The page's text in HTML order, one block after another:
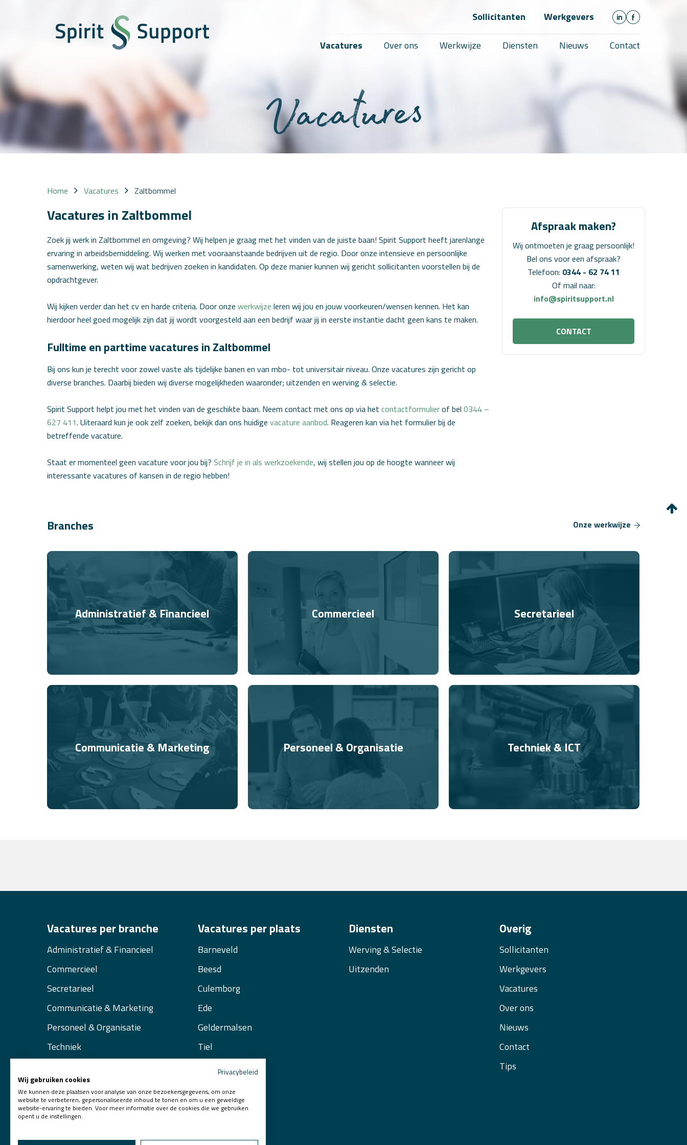
Sollicitanten Werkgevers
Vacatures Over ons Werkwijze Diensten Nieuws Contact
Home Vacatures Zaltbommel
Vacatures in Zaltbommel
Zoek jij werk in Zaltbommel en omgeving? Wij helpen je graag met het vinden van de juiste baan! Spirit Support heeft jarenlange
ervaring in arbeidsbemiddeling. Wij werken met vooraanstaande bedrijven uit de regio. Door onze intensieve en persoonlijke
samenwerking, weten wij wat bedrijven zoeken in kandidaten. Op deze manier kunnen wij gericht sollicitanten voorstellen bij de
opdrachtgever.
Wij kijken verder dan het cv en harde criteria. Door onze werkwijze leren wij jou en jouw voorkeuren/wensen kennen. Het kan
hierdoor heel goed mogelijk zijn dat jij wordt voorgesteld aan een bedrijf waar jij in eerste instantie dacht geen kans te maken.
Fulltime en parttime vacatures in Zaltbommel
Bij ons kun je terecht voor zowel vaste als tijdelijke banen en van mbo- tot universitair niveau. Onze vacatures zijn gericht op
diverse branches. Daarbij bieden wij diverse mogelijkheden waaronder; uitzenden en werving & selectie.
Spirit Support helpt jou met het vinden van de geschikte baan. Neem contact met ons op via het contactformulierof bel 0344 –
627 411. Uiteraard kun je ook zelf zoeken, bekijk dan ons huidige vacature aanbod. Reageren kan via het formulier bij de
betreffende vacature.
Staat er momenteel geen vacature voor jou bij? Schrijf je in als werkzoekende, wij stellen jou op de hoogte wanneer wij
interessante vacatures of kansen in de regio hebben!
Afspraak maken?
Wij ontmoeten je graag persoonlijk!
Bel ons voor een afspraak?
Telefoon: 0344 - 62 74 11
Of mail naar:
info@spiritsupport.nl
CONTACT
Branches Onze werkwijze
Administratief & Financieel Commercieel Secretarieel
Communicatie & Marketing Personeel & Organisatie Techniek & ICT
Vacatures per branche
Administratief & Financieel
Commercieel
Secretarieel
Communicatie & Marketing
Personeel & Organisatie
Techniek
Vacatures per plaats
Barneveld
Beesd
Culemborg
Ede
Geldermalsen
Tiel
Veenendaal
Zaltbommel
Diensten
Werving & Selectie
Uitzenden
Overig
Sollicitanten
Werkgevers
Vacatures
Over ons
Nieuws
Contact
Tips
Privacybeleid
Wij gebruiken cookies
We kunnen deze plaatsen voor analyse van onze bezoekersgegevens, om onze
website te verbeteren, gepersonaliseerde inhoud te tonen en om u een geweldige
website-ervaring te bieden. Voor meer informatie over de cookies die we gebruiken
opent u de instellingen.